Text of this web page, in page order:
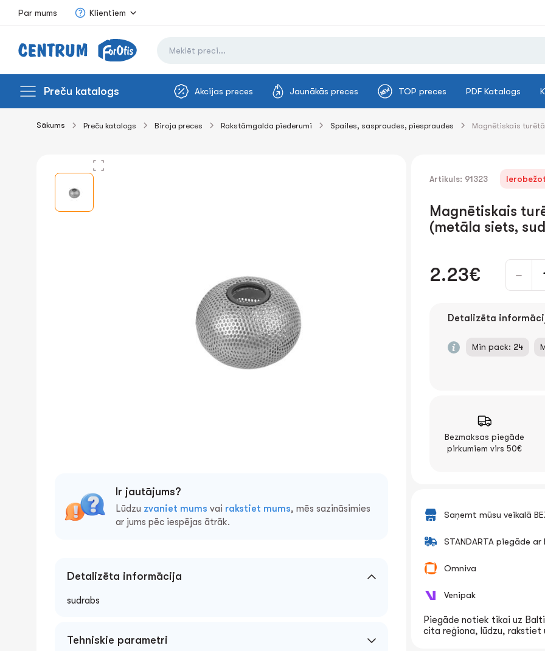
Par mums Klientiem
Preču katalogs Akcijas preces Jaunākās preces TOP preces PDF Katalogs
Sākums Preču katalogs Biroja preces Rakstāmgalda piederumi Spailes, saspraudes, piespraudes Magnētiskais
Ir jautājums?
Lūdzu zvaniet mums vai rakstiet mums, mēs sazināsimies
ar jums pēc iespējas ātrāk.
Detalizēta informācija
sudrabs
Tehniskie parametri
Artikuls: 91323
Magnētiskais
(metāla siets,
2.23€
Detalizēta
Min pack: 24
Bezmaksas piegāde
pirkumiem virs 50€
Saņemt mūsu veikalā
STANDARTA piegāde ar
Omniva
Venipak
Piegāde notiek tikai uz
cita reģiona, lūdzu, rakstiet